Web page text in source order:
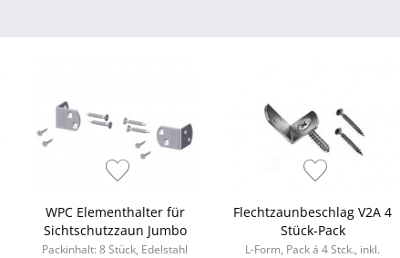
WPC Elementhalter für
Sichtschutzzaun Jumbo
Packinhalt: 8 Stück, Edelstahl
Flechtzaunbeschlag V2A 4
Stück-Pack
L-Form, Pack á 4 Stck., inkl.